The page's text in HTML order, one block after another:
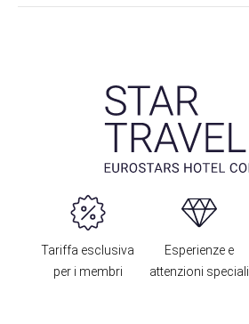
Tariffa esclusiva
per i membri
Esperienze e
attenzioni speciali